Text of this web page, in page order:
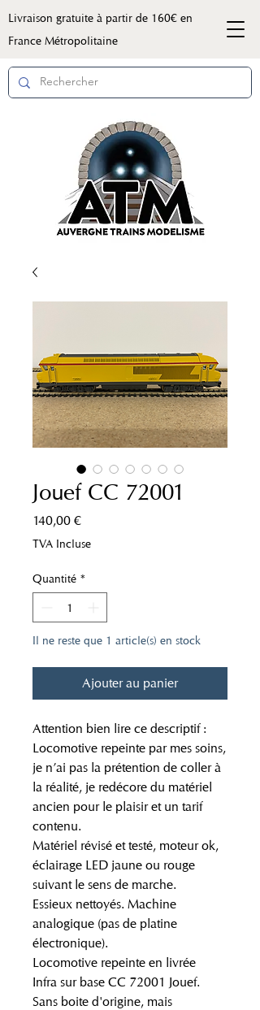
Livraison gratuite à partir de 160€ en
France Métropolitaine
Jouef CC 72001
140,00 €Prix
TVA Incluse
Quantité *
Il ne reste que 1 article(s) en stock
Ajouter au panier
Attention bien lire ce descriptif :
Locomotive repeinte par mes soins,
je n’ai pas la prétention de coller à
la réalité, je redécore du matériel
ancien pour le plaisir et un tarif
contenu.
Matériel révisé et testé, moteur ok,
éclairage LED jaune ou rouge
suivant le sens de marche.
Essieux nettoyés. Machine
analogique (pas de platine
électronique).
Locomotive repeinte en livrée
Infra sur base CC 72001 Jouef.
Sans boite d'origine, mais